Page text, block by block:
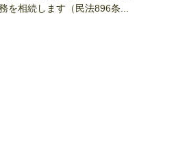
を相続します（民法896条...